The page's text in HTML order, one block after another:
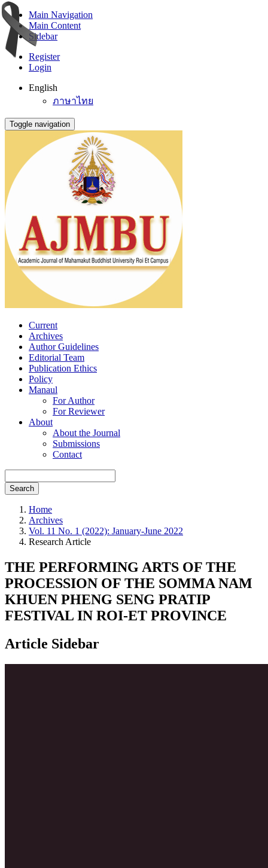
Main Navigation
Main Content
Sidebar
Register
Login
English
ภาษาไทย
Toggle navigation
Current
Archives
Author Guidelines
Editorial Team
Publication Ethics
Policy
Manaul
For Author
For Reviewer
About
About the Journal
Submissions
Contact
Search
Home
Archives
Vol. 11 No. 1 (2022): January-June 2022
Research Article
THE PERFORMING ARTS OF THE
PROCESSION OF THE SOMMA NAM
KHUEN PHENG SENG PRATIP
FESTIVAL IN ROI-ET PROVINCE
Article Sidebar